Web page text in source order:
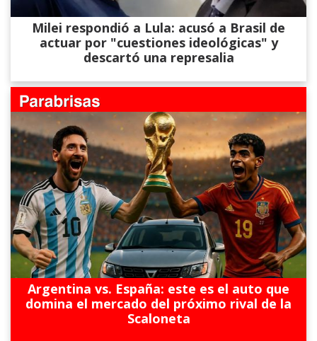
Milei respondió a Lula: acusó a Brasil de
actuar por "cuestiones ideológicas" y
descartó una represalia
Argentina vs. España: este es el auto que
domina el mercado del próximo rival de la
Scaloneta